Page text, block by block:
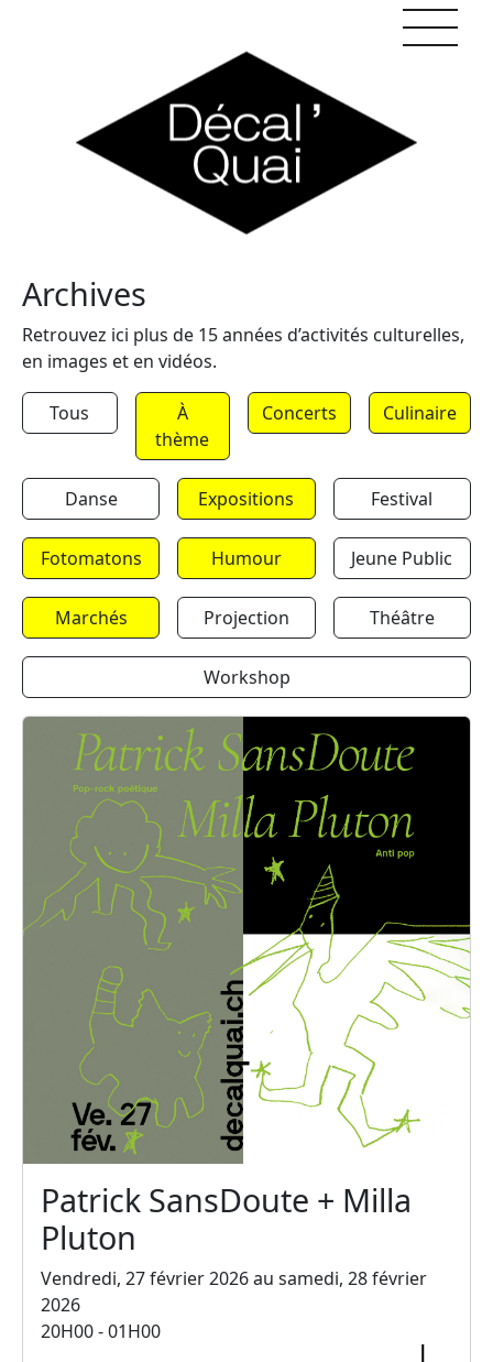
Archives
Retrouvez ici plus de 15 années d’activités culturelles,
en images et en vidéos.
Tous
À
thème
Concerts Culinaire
Danse Expositions Festival
Fotomatons Humour Jeune Public
Marchés Projection Théâtre
Workshop
Patrick SansDoute + Milla
Pluton
Vendredi, 27 février 2026 au samedi, 28 février
2026
20H00 - 01H00